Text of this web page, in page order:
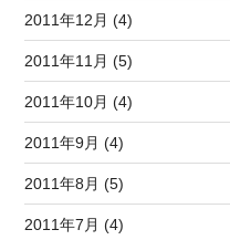
2011年12月 (4)
2011年11月 (5)
2011年10月 (4)
2011年9月 (4)
2011年8月 (5)
2011年7月 (4)